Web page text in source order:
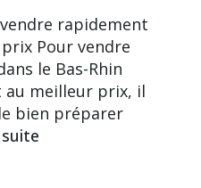
rapidement
Pour vendre
le Bas-Rhin
meilleur prix, il
bien préparer